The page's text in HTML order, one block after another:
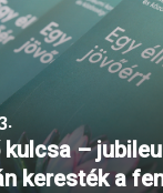
–
keresték a